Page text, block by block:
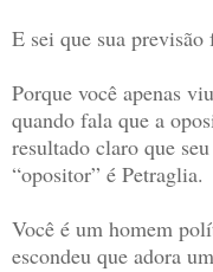
E sei que sua
Porque você apenas
quando fala que a
resultado claro que
“opositor” é Petraglia.
Você é um homem
escondeu que adora